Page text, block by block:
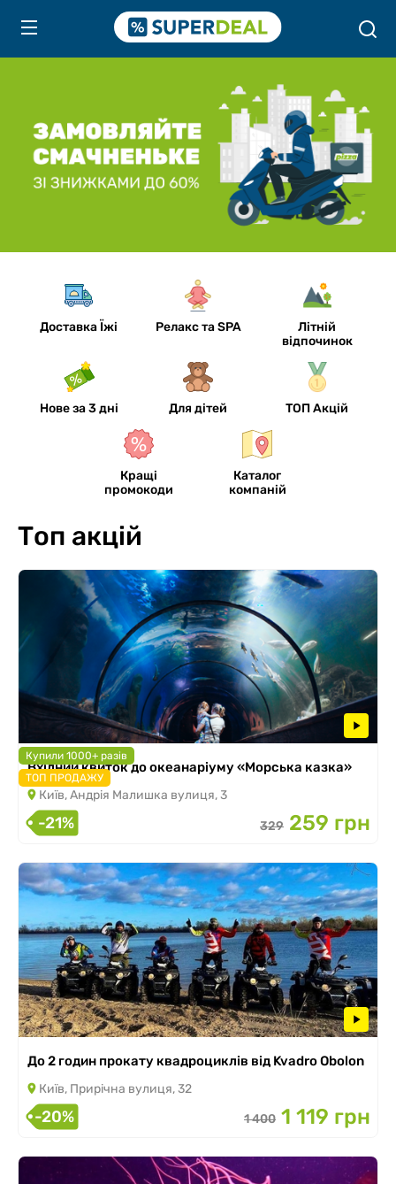
Доставка Їжі Релакс та SPA
Літній
відпочинок
Нове за 3 дні Для дітей ТОП Акцій
Кращі
промокоди
Каталог
компаній
Топ акцій
Купили 1000+ разів
ТОП ПРОДАЖУ
Вхідний квиток до океанаріуму «Морська казка»
Київ, Андрія Малишка вулиця, 3
-21% 329 259 грн
До 2 годин прокату квадроциклів від Kvadro Obolon
Київ, Прирічна вулиця, 32
-20% 1 400 1 119 грн